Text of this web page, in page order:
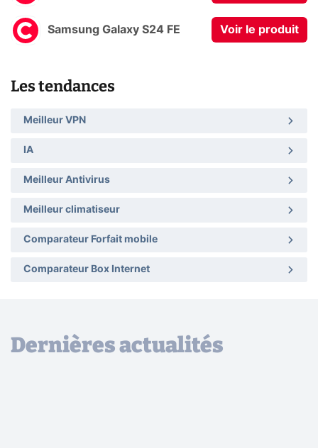
Samsung Galaxy S24 FE Voir le produit
Les tendances
Meilleur VPN
IA
Meilleur Antivirus
Meilleur climatiseur
Comparateur Forfait mobile
Comparateur Box Internet
Dernières actualités